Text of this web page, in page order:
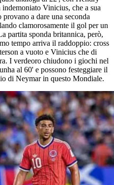
Vinicius, che a sua
a dare una seconda
clamorosamente il gol per un
partita sponda britannica, però,
tempo arriva il raddoppio: cross
a vuoto e Vinicius che di
I verdeoro chiudono i giochi nel
al 60' e possono festeggiare il
di Neymar in questo Mondiale.